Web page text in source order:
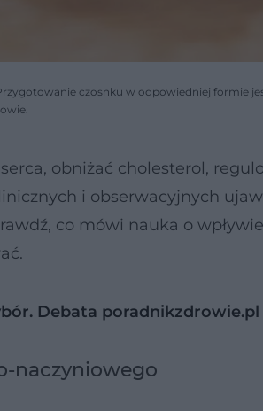
czosnku w odpowiedniej formie
obniżać cholesterol,
i obserwacyjnych
co mówi nauka o
Debata poradnikzdrowie.pl
naczyniowego